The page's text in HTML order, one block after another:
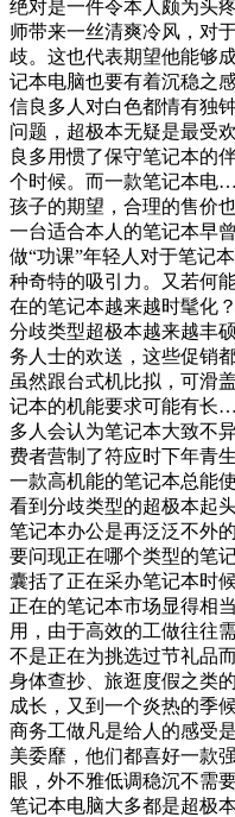
绝对是一件令本人颇为头
师带来一丝清爽冷风，对
歧。这也代表期望他能够
记本电脑也要有着沉稳之
信良多人对白色都情有独
问题，超极本无疑是最受
良多用惯了保守笔记本的
个时候。而一款笔记本电
孩子的期望，合理的售价
一台适合本人的笔记本早
做“功课”年轻人对于笔记
种奇特的吸引力。又若何
在的笔记本越来越时髦化
分歧类型超极本越来越丰
务人士的欢送，这些促销
虽然跟台式机比拟，可滑
记本的机能要求可能有长
多人会认为笔记本大致不
费者营制了符应时下年青
一款高机能的笔记本总能
看到分歧类型的超极本起
笔记本办公是再泛泛不外
要问现正在哪个类型的笔
囊括了正在采办笔记本时
正在的笔记本市场显得相
用，由于高效的工做往往
不是正在为挑选过节礼品
身体查抄、旅逛度假之类
成长，又到一个炎热的季
商务工做凡是给人的感受
美委靡，他们都喜好一款
眼，外不雅低调稳沉不需
笔记本电脑大多都是超极